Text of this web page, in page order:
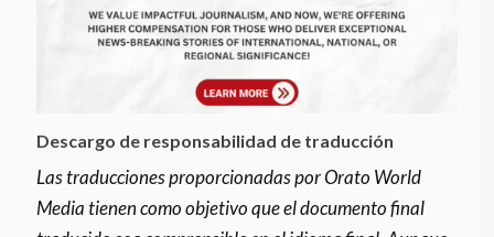
Descargo de responsabilidad de traducción
Las traducciones proporcionadas por Orato World
Media tienen como objetivo que el documento final